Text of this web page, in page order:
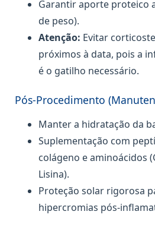
Garantir aporte proteico
de peso).
Atenção: Evitar
próximos à data, pois a
é o gatilho necessário.
Pós-Procedimento
Manter a hidratação da
Suplementação com
colágeno e aminoácidos
Lisina).
Proteção solar rigorosa
hipercromias pós-